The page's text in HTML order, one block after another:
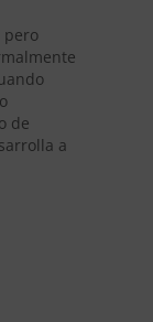
pero
de
a